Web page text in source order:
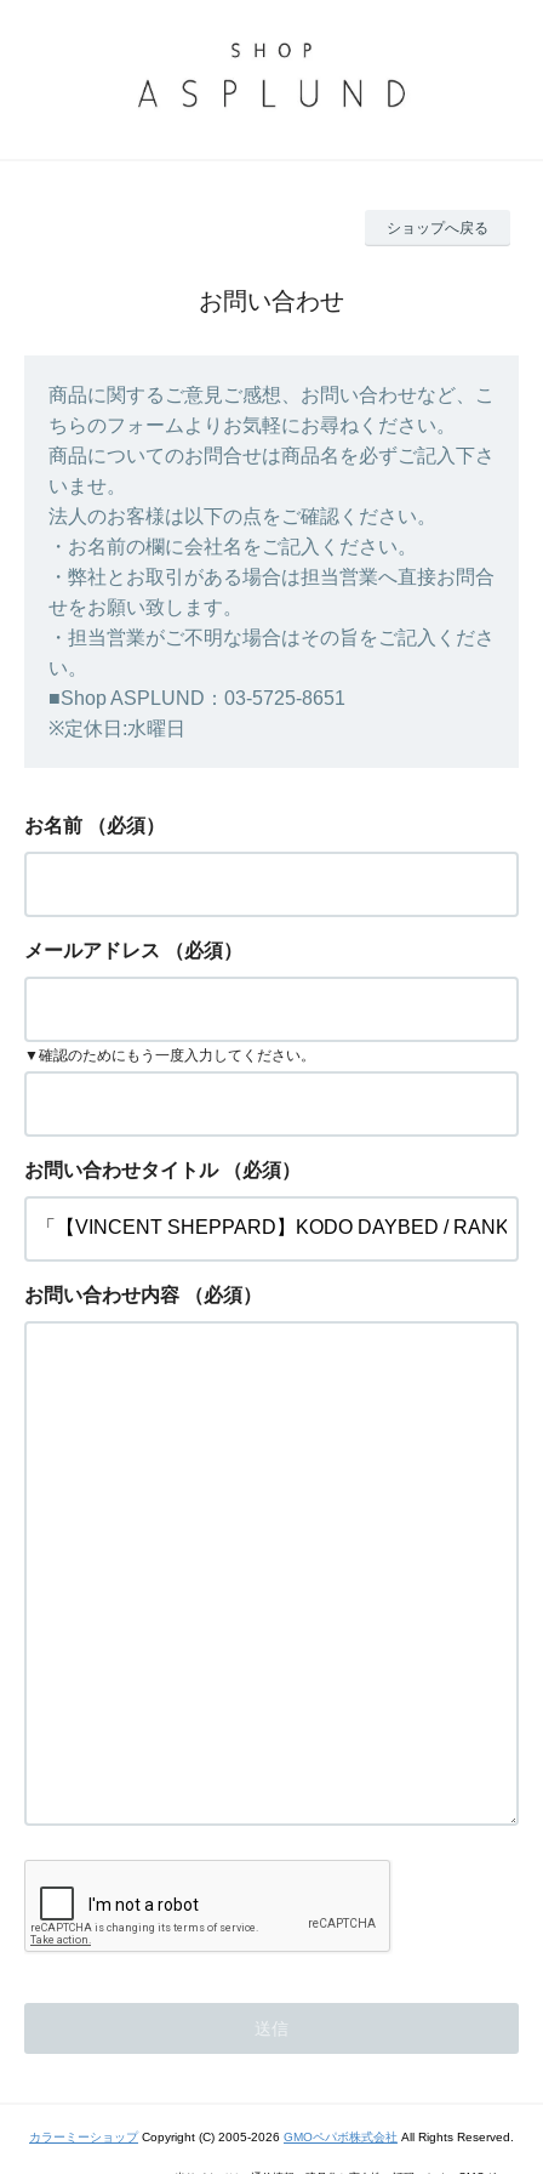
ショップへ戻る
お問い合わせ
商品に関するご意見ご感想、お問い合わせなど、こ
ちらのフォームよりお気軽にお尋ねください。
商品についてのお問合せは商品名を必ずご記入下さ
いませ。
法人のお客様は以下の点をご確認ください。
・お名前の欄に会社名をご記入ください。
・弊社とお取引がある場合は担当営業へ直接お問合
せをお願い致します。
・担当営業がご不明な場合はその旨をご記入くださ
い。
■Shop ASPLUND：03-5725-8651
※定休日:水曜日
お名前 （必須）
メールアドレス （必須）
▼確認のためにもう一度入力してください。
お問い合わせタイトル （必須）
お問い合わせ内容 （必須）
カラーミーショップCopyright (C) 2005-2026 GMOペパボ株式会社 All Rights Reserved.